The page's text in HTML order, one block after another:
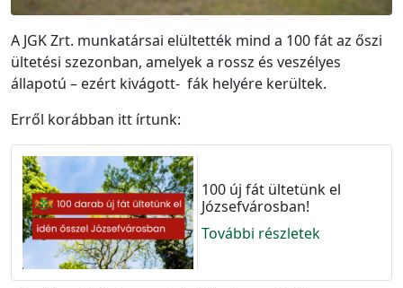
A JGK Zrt. munkatársai elültették mind a 100 fát az őszi
ültetési szezonban, amelyek a rossz és veszélyes
állapotú – ezért kivágott- fák helyére kerültek.
Erről korábban itt írtunk:
100 új fát ültetünk el
Józsefvárosban!
További részletek